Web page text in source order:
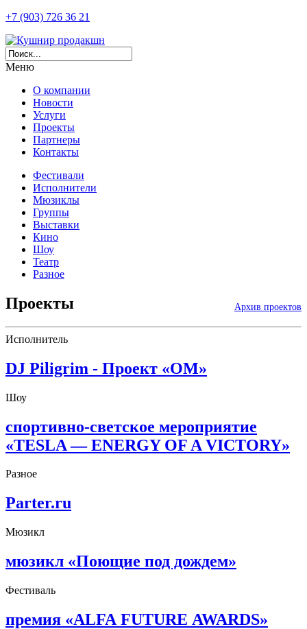
+7 (903) 726 36 21
Меню
О компании
Новости
Услуги
Проекты
Партнеры
Контакты
Фестивали
Исполнители
Мюзиклы
Группы
Выставки
Кино
Шоу
Театр
Разное
Проекты Архив проектов
Исполнитель
DJ Piligrim - Проект «ОМ»
Шоу
спортивно-светское мероприятие
«TESLA — ENERGY OF A VICTORY»
Разное
Parter.ru
Мюзикл
мюзикл «Поющие под дождем»
Фестиваль
премия «ALFA FUTURE AWARDS»